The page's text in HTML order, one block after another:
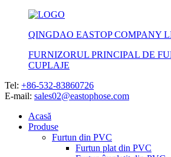
QINGDAO EASTOP COMPANY
FURNIZORUL PRINCIPAL DE
CUPLAJE
Tel: +86-532-83860726
E-mail: sales02@eastophose.com
Acasă
Produse
Furtun din PVC
Furtun plat din PVC